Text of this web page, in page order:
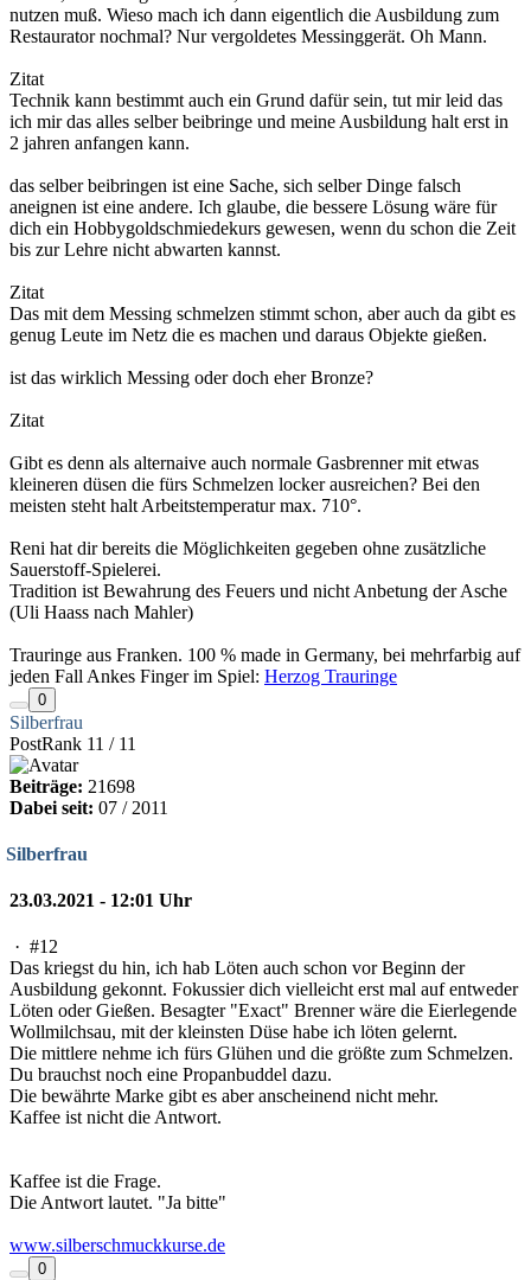
nutzen muß. Wieso mach ich dann eigentlich die Ausbildung zum
Restaurator nochmal? Nur vergoldetes Messinggerät. Oh Mann.
Zitat
Technik kann bestimmt auch ein Grund dafür sein, tut mir leid das
ich mir das alles selber beibringe und meine Ausbildung halt erst in
2 jahren anfangen kann.
das selber beibringen ist eine Sache, sich selber Dinge falsch
aneignen ist eine andere. Ich glaube, die bessere Lösung wäre für
dich ein Hobbygoldschmiedekurs gewesen, wenn du schon die Zeit
bis zur Lehre nicht abwarten kannst.
Zitat
Das mit dem Messing schmelzen stimmt schon, aber auch da gibt es
genug Leute im Netz die es machen und daraus Objekte gießen.
ist das wirklich Messing oder doch eher Bronze?
Zitat
Gibt es denn als alternaive auch normale Gasbrenner mit etwas
kleineren düsen die fürs Schmelzen locker ausreichen? Bei den
meisten steht halt Arbeitstemperatur max. 710°.
Reni hat dir bereits die Möglichkeiten gegeben ohne zusätzliche
Sauerstoff-Spielerei.
Tradition ist Bewahrung des Feuers und nicht Anbetung der Asche
(Uli Haass nach Mahler)
Trauringe aus Franken. 100 % made in Germany, bei mehrfarbig auf
jeden Fall Ankes Finger im Spiel: Herzog Trauringe
0
Silberfrau
PostRank 11 / 11
Beiträge: 21698
Dabei seit: 07 / 2011
Silberfrau
23.03.2021 - 12:01 Uhr
· #12
Das kriegst du hin, ich hab Löten auch schon vor Beginn der
Ausbildung gekonnt. Fokussier dich vielleicht erst mal auf entweder
Löten oder Gießen. Besagter "Exact" Brenner wäre die Eierlegende
Wollmilchsau, mit der kleinsten Düse habe ich löten gelernt.
Die mittlere nehme ich fürs Glühen und die größte zum Schmelzen.
Du brauchst noch eine Propanbuddel dazu.
Die bewährte Marke gibt es aber anscheinend nicht mehr.
Kaffee ist nicht die Antwort.
Kaffee ist die Frage.
Die Antwort lautet. "Ja bitte"
www.silberschmuckkurse.de
0